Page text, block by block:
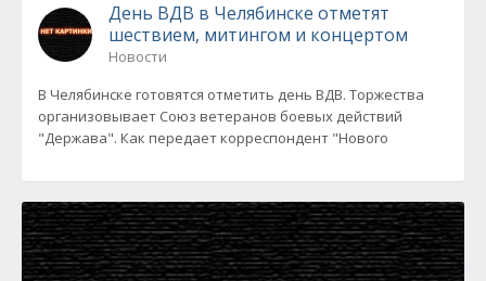
День ВДВ в Челябинске отметят
шествием, митингом и концертом
Новости
В Челябинске готовятся отметить день ВДВ. Торжества
организовывает Союз ветеранов боевых действий
"Держава". Как передает корреспондент "Нового